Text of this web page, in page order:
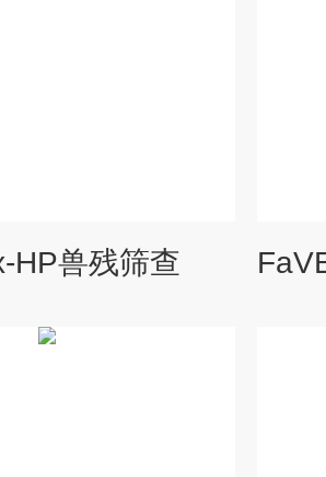
HP兽残筛查